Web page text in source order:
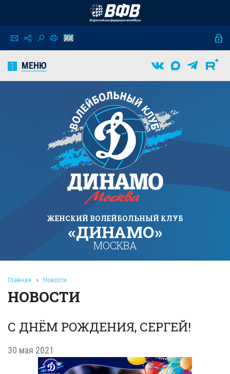
МЕНЮ
ЖЕНСКИЙ ВОЛЕЙБОЛЬНЫЙ КЛУБ
«ДИНАМО»
МОСКВА
Главная » Новости
НОВОСТИ
С ДНЁМ РОЖДЕНИЯ, СЕРГЕЙ!
30 мая 2021